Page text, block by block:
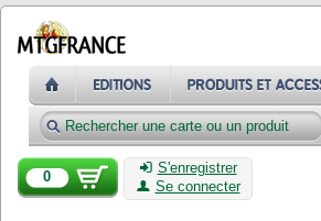
0
S'enregistrer
Se connecter